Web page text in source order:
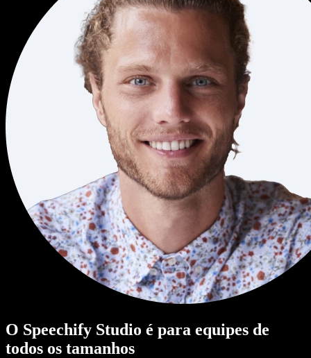
O Speechify Studio é para equipes de
todos os tamanhos